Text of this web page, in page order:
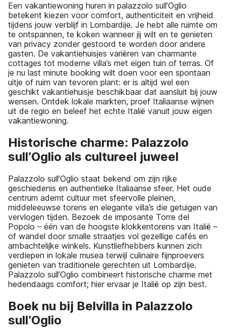
Een vakantiewoning huren in palazzolo sull’Oglio
betekent kiezen voor comfort, authenticiteit en vrijheid
tijdens jouw verblijf in Lombardije. Je hebt alle ruimte om
te ontspannen, te koken wanneer jij wilt en te genieten
van privacy zonder gestoord te worden door andere
gasten. De vakantiehuisjes variëren van charmante
cottages tot moderne villa’s met eigen tuin of terras. Of
je nu last minute booking wilt doen voor een spontaan
uitje of ruim van tevoren plant: er is altijd wel een
geschikt vakantiehuisje beschikbaar dat aansluit bij jouw
wensen. Ontdek lokale markten, proef Italiaanse wijnen
uit de regio en beleef het echte Italië vanuit jouw eigen
vakantiewoning.
Historische charme: Palazzolo
sull’Oglio als cultureel juweel
Palazzolo sull’Oglio staat bekend om zijn rijke
geschiedenis en authentieke Italiaanse sfeer. Het oude
centrum ademt cultuur met sfeervolle pleinen,
middeleeuwse torens en elegante villa’s die getuigen van
vervlogen tijden. Bezoek de imposante Torre del
Popolo – één van de hoogste klokkentorens van Italië –
of wandel door smalle straatjes vol gezellige cafés en
ambachtelijke winkels. Kunstliefhebbers kunnen zich
verdiepen in lokale musea terwijl culinaire fijnproevers
genieten van traditionele gerechten uit Lombardije.
Palazzolo sull’Oglio combineert historische charme met
hedendaags comfort; hier ervaar je Italië op zijn best.
Boek nu bij Belvilla in Palazzolo
sull’Oglio